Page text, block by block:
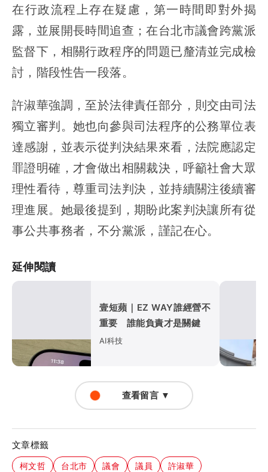
在行政流程上存在疑慮，第一時間即對外揭
露，並展開長時間追查；在台北市議會跨黨派
監督下，相關行政程序的問題已釐清並完成檢
討，階段性告一段落。
許淑華強調，至於法律責任部分，則交由司法
獨立審判。她也向參與司法程序的公務單位表
達感謝，並表示從判決結果來看，法院應認定
罪證明確，才會做出相關裁決，呼籲社會大眾
理性看待，尊重司法判決，並持續關注後續審
理進展。她最後提到，期盼此案判決讓所有從
事公共事務者，不分黨派，謹記在心。
延伸閱讀
壹短蘋｜EZ WAY誰經營不
重要 誰能負責才是關鍵
AI科技
查看留言 ▼
文章標籤
柯文哲 台北市 議會 議員 許淑華